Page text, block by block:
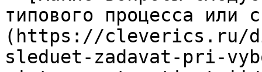
типового процесса или
(https://cleverics.ru/
sleduet-zadavat-pri-